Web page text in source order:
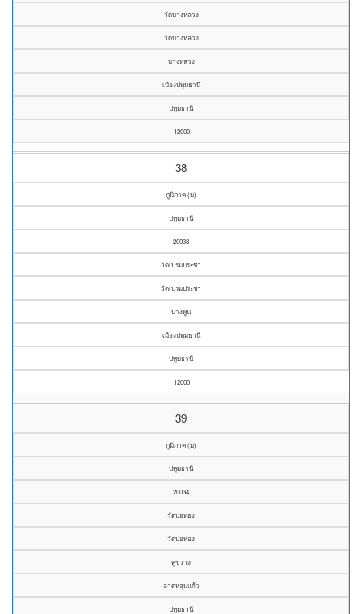
วัดบางหลวง
วัดบางหลวง
บางหลวง
เมืองปทุมธานี
ปทุมธานี
12000
38
ภูมิภาค (ม)
ปทุมธานี
20033
วัดเปรมประชา
วัดเปรมประชา
บางพูน
เมืองปทุมธานี
ปทุมธานี
12000
39
ภูมิภาค (ม)
ปทุมธานี
20034
วัดบ่อทอง
วัดบ่อทอง
คูขวาง
ลาดหลุมแก้ว
ปทุมธานี